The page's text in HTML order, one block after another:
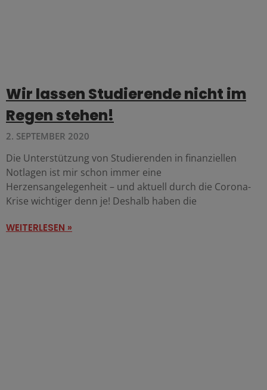
Wir lassen Studierende nicht im
Regen stehen!
2. SEPTEMBER 2020
Die Unterstützung von Studierenden in finanziellen
Notlagen ist mir schon immer eine
Herzensangelegenheit – und aktuell durch die Corona-
Krise wichtiger denn je! Deshalb haben die
WEITERLESEN »